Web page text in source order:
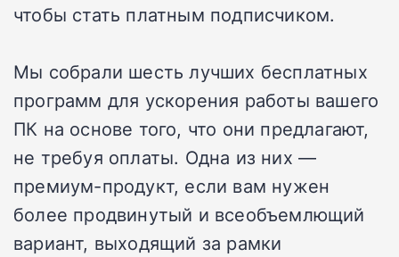
чтобы стать платным подписчиком.
Мы собрали шесть лучших бесплатных
программ для ускорения работы вашего
ПК на основе того, что они предлагают,
не требуя оплаты. Одна из них —
премиум-продукт, если вам нужен
более продвинутый и всеобъемлющий
вариант, выходящий за рамки